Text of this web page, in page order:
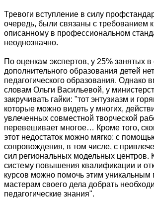
Тревоги вступление в силу
очередь, были связаны с требованием
описанному в профессиональном
неоднозначно.
По оценкам экспертов, у 25% занятых
дополнительного образования детей
педагогического образования. Однако
словам Ольги Васильевой, у
закручивать гайки: "тот энтузиазм и
которые можно видеть у многих,
увлеченных совместной творческой
перевешивает многое… Кроме того,
этот недостаток можно мягко: с
сопровождения, в том числе, с
сил региональных модельных центров.
систему повышения квалификации и
курсов можно помочь этим уникальным
мастерам своего дела добрать
педагогические знания".